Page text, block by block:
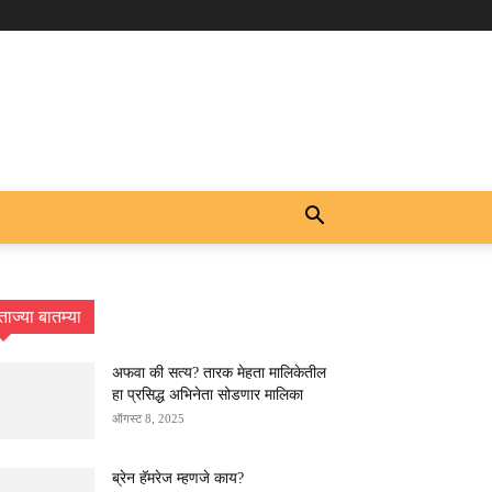
बातम्या
अफवा की सत्य? तारक मेहता मालिकेतील
हा प्रसिद्ध अभिनेता सोडणार मालिका
ऑगस्ट 8, 2025
ब्रेन हॅमरेज म्हणजे काय?